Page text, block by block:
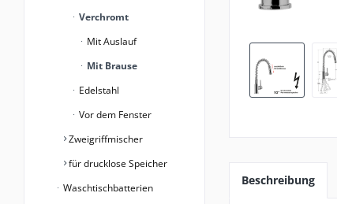
Verchromt
Mit Auslauf
Mit Brause
Edelstahl
Vor dem Fenster
Zweigriffmischer
für drucklose Speicher
Waschtischbatterien
Beschreibung